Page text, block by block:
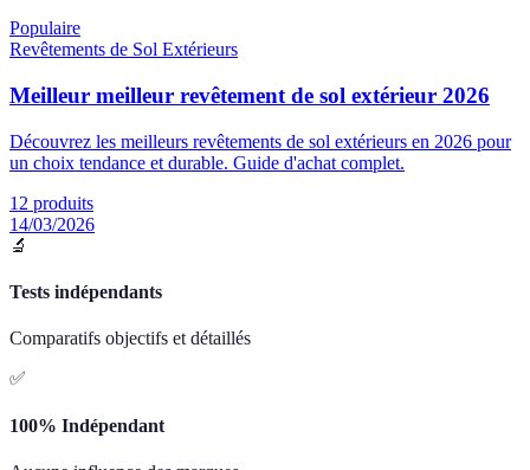
Populaire
Revêtements de Sol Extérieurs
Meilleur meilleur revêtement de sol extérieur 2026
Découvrez les meilleurs revêtements de sol extérieurs en 2026 pour
un choix tendance et durable. Guide d'achat complet.
12 produits
14/03/2026
🔬
Tests indépendants
Comparatifs objectifs et détaillés
✅
100% Indépendant